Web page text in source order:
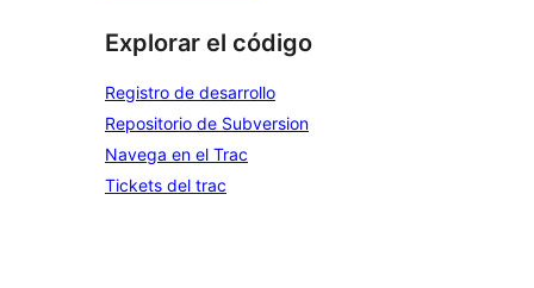
Explorar el código
Registro de desarrollo
Repositorio de Subversion
Navega en el Trac
Tickets del trac